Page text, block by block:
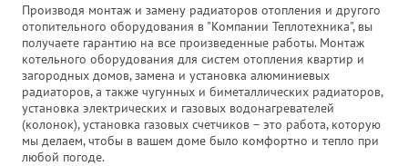
Производя монтаж и замену радиаторов отопления и другого
отопительного оборудования в "Компании Теплотехника", вы
получаете гарантию на все произведенные работы. Монтаж
котельного оборудования для систем отопления квартир и
загородных домов, замена и установка алюминиевых
радиаторов, а также чугунных и биметаллических радиаторов,
установка электрических и газовых водонагревателей
(колонок), установка газовых счетчиков – это работа, которую
мы делаем, чтобы в вашем доме было комфортно и тепло при
любой погоде.